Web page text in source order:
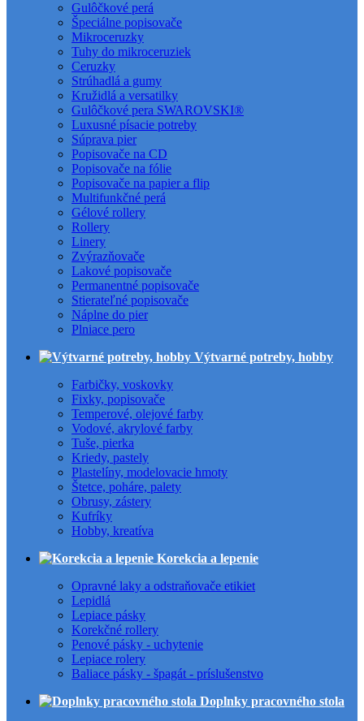
Gulôčkové perá
Špeciálne popisovače
Mikroceruzky
Tuhy do mikroceruziek
Ceruzky
Strúhadlá a gumy
Kružidlá a versatilky
Gulôčkové pera SWAROVSKI®
Luxusné písacie potreby
Súprava pier
Popisovače na CD
Popisovače na fólie
Popisovače na papier a flip
Multifunkčné perá
Gélové rollery
Rollery
Linery
Zvýrazňovače
Lakové popisovače
Permanentné popisovače
Stierateľné popisovače
Náplne do pier
Plniace pero
Výtvarné potreby, hobby
Farbičky, voskovky
Fixky, popisovače
Temperové, olejové farby
Vodové, akrylové farby
Tuše, pierka
Kriedy, pastely
Plastelíny, modelovacie hmoty
Štetce, poháre, palety
Obrusy, zástery
Kufríky
Hobby, kreatíva
Korekcia a lepenie
Opravné laky a odstraňovače etikiet
Lepidlá
Lepiace pásky
Korekčné rollery
Penové pásky - uchytenie
Lepiace rolery
Baliace pásky - špagát - príslušenstvo
Doplnky pracovného stola